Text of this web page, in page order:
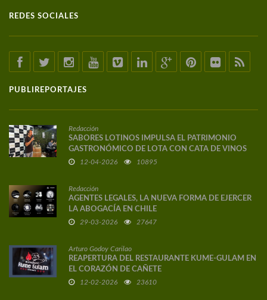
REDES SOCIALES
PUBLIREPORTAJES
Redacción
SABORES LOTINOS IMPULSA EL PATRIMONIO
GASTRONÓMICO DE LOTA CON CATA DE VINOS
DE AUTOR
12-04-2026 10895
Redacción
AGENTES LEGALES, LA NUEVA FORMA DE EJERCER
LA ABOGACÍA EN CHILE
29-03-2026 27647
Arturo Godoy Carilao
REAPERTURA DEL RESTAURANTE KUME-GULAM EN
EL CORAZÓN DE CAÑETE
12-02-2026 23610